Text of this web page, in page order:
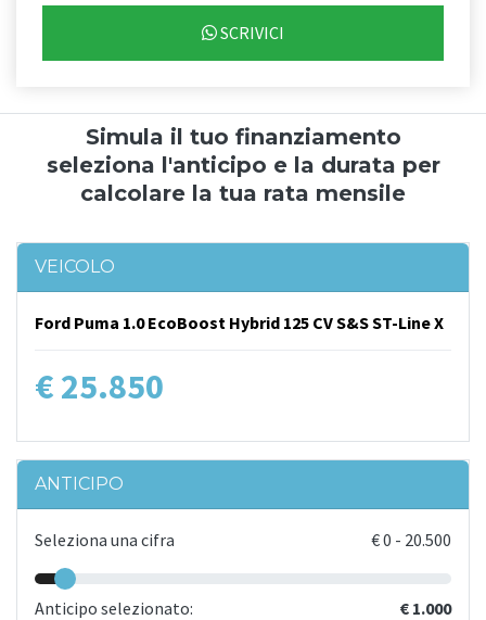
SCRIVICI
Simula il tuo finanziamento
seleziona l'anticipo e la durata per
calcolare la tua rata mensile
VEICOLO
Ford Puma 1.0 EcoBoost Hybrid 125 CV S&S ST-Line X
€ 25.850
ANTICIPO
Seleziona una cifra €0 - 20.500
Anticipo selezionato: € 1.000